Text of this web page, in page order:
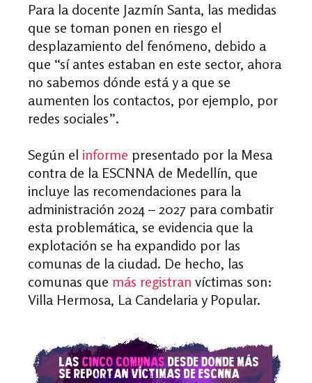
Para la docente Jazmín Santa, las medidas
que se toman ponen en riesgo el
desplazamiento del fenómeno, debido a
que “sí antes estaban en este sector, ahora
no sabemos dónde está y a que se
aumenten los contactos, por ejemplo, por
redes sociales”.
Según el informe presentado por la Mesa
contra de la ESCNNA de Medellín, que
incluye las recomendaciones para la
administración 2024 – 2027 para combatir
esta problemática, se evidencia que la
explotación se ha expandido por las
comunas de la ciudad. De hecho, las
comunas que más registran víctimas son:
Villa Hermosa, La Candelaria y Popular.